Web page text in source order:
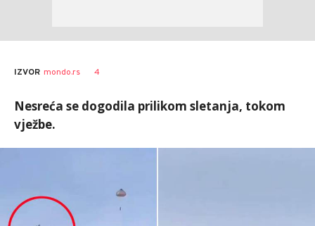
IZVOR mondo.rs 4
Nesreća se dogodila prilikom sletanja, tokom
vježbe.